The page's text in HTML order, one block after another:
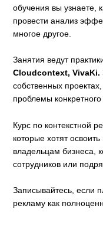
обучения вы узнаете,
провести анализ
многое другое.
Занятия ведут
Cloudcontext, VivaKi.
собственных
проблемы конкретного
Курс по контекстной
которые хотят
владельцам бизнеса,
сотрудников или
Записывайтесь, если
рекламу как